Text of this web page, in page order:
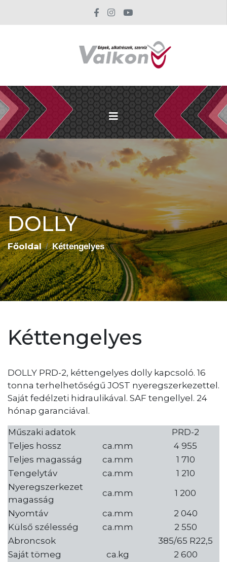
DOLLY
Főoldal Kéttengelyes
Kéttengelyes
DOLLY PRD-2, kéttengelyes dolly kapcsoló. 16
tonna terhelhetőségű JOST nyeregszerkezettel.
Saját fedélzeti hidraulikával. SAF tengellyel. 24
hónap garanciával.
Műszaki adatok
PRD-2
Teljes hossz
ca.mm
4 955
Teljes magasság
ca.mm
1 710
Tengelytáv
ca.mm
1 210
Nyeregszerkezet
magasság
ca.mm
1 200
Nyomtáv
ca.mm
2 040
Külső szélesség
ca.mm
2 550
Abroncsok
385/65 R22,5
Saját tömeg
ca.kg
2 600